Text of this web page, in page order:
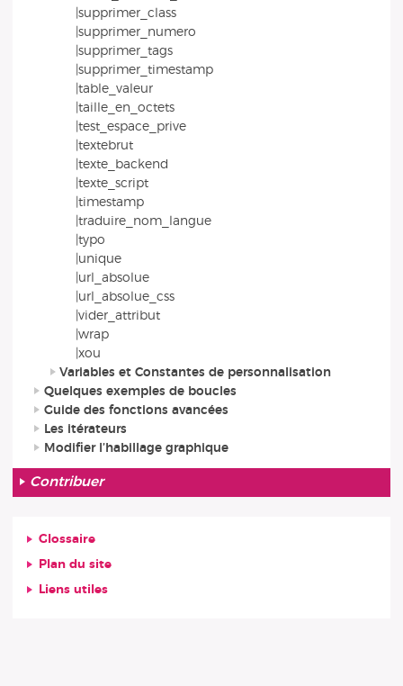
|supprimer_class
|supprimer_numero
|supprimer_tags
|supprimer_timestamp
|table_valeur
|taille_en_octets
|test_espace_prive
|textebrut
|texte_backend
|texte_script
|timestamp
|traduire_nom_langue
|typo
|unique
|url_absolue
|url_absolue_css
|vider_attribut
|wrap
|xou
Variables et Constantes de personnalisation
Quelques exemples de boucles
Guide des fonctions avancées
Les itérateurs
Modifier l’habillage graphique
Contribuer
Glossaire
Plan du site
Liens utiles